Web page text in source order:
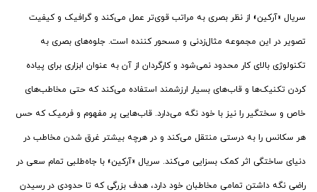
سریال «آرکین» از نظر بصری به مراتب قوی‌تر عمل می‌کند و گرافیک و کیفیت
تصویر در این مجموعه مثال‌زدنی و مسحور کننده است. جلوه‌های بصری به
تکنولوژی بالای کار محدود نمی‌شود و کارگردان از آن به عنوان ابزاری برای پیاده
کردن تکنیک‌ها و قاب‌های بسیار ارزشمند استفاده می‌کند که حتی مخاطب‌های
خاص و سختگیر را نیز با خود نگه می‌دارد. قاب‌هایی پر مفهوم و فرمیک که حس
هر سکانس را به درستی منتقل می‌کند و در هرچه بیشتر غرق شدن مخاطب در
دنیای ساختگی اثر کمک بسزایی می‌کند‌. سریال «آرکین» با جاه‌طلبی تمام سعی در
راضی نگه داشتن تمامی مخاطبان خود دارد، هدف بزرگی که تا حدودی در رسیدن